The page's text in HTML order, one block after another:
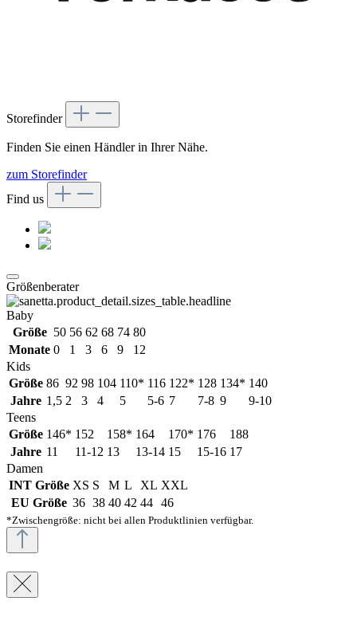
Storefinder
Finden Sie einen Händler in Ihrer Nähe.
zum Storefinder
Find us
Größenberater
Baby
Größe 50 56 62 68 74 80
Monate 0 1 3 6 9
12
Kids
Größe 86 92 98 104 110* 116 122* 128 134* 140
Jahre 1,5 2 3 4 5 5-6 7 7-8 9
9-10
Teens
Größe 146* 152 158* 164 170* 176
188
Jahre 11 11-12 13 13-14 15 15-16 17
Damen
INT Größe XS S M L XL XXL
EU Größe 36 38 40 42 44 46
*Zwischengröße: nicht bei allen Produktlinien verfügbar.